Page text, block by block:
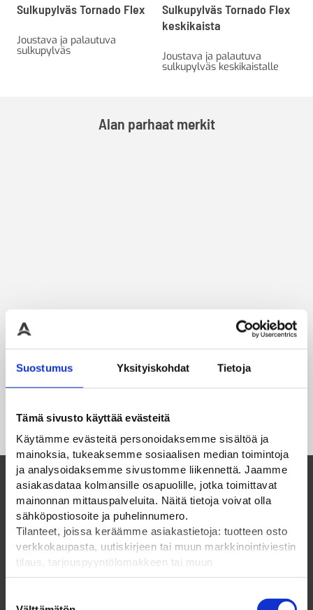
Suostumus Yksityiskohdat Tietoja
Tämä sivusto käyttää evästeitä
Käytämme evästeitä personoidaksemme sisältöä ja
mainoksia, tukeaksemme sosiaalisen median toimintoja
ja analysoidaksemme sivustomme liikennettä. Jaamme
asiakasdataa kolmansille osapuolille, jotka toimittavat
mainonnan mittauspalveluita. Näitä tietoja voivat olla
sähköpostiosoite ja puhelinnumero.
Tilanteet, joissa keräämme asiakastietoja: tuotteen osto
verkkokaupasta, uutiskirjeen tai muun markkinointiviestin
tilaus, tarjouspyyntölomakkeen tai muun
yhteydenottolomakkeen lähettäminen, käyttäjätilin
Sulkupylväs Tornado Flex
Joustava ja palautuva
sulkupylväs
Sulkupylväs Tornado Flex
keskikaista
Joustava ja palautuva
sulkupylväs keskikaistalle
Alan parhaat merkit
Suomalainen perheyritys ja luotettava
kumppani vuodesta 1985
Olemme suomalainen perheyritys vuodesta 1985.